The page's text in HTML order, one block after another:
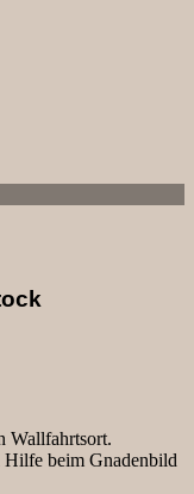
Wallfahrtsort.
Hilfe beim Gnadenbild